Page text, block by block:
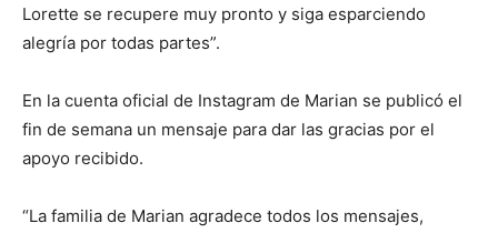
Lorette se recupere muy pronto y siga esparciendo
alegría por todas partes”.
En la cuenta oficial de Instagram de Marian se publicó el
fin de semana un mensaje para dar las gracias por el
apoyo recibido.
“La familia de Marian agradece todos los mensajes,